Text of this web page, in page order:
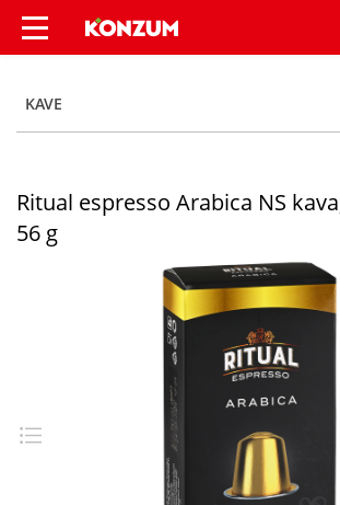
Ritual espresso Arabica NS
KAVE
Ritual espresso Arabica NS
56 g